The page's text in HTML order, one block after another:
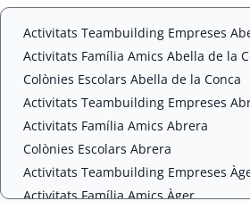
*
H
Activitats Teambuilding Empreses
Activitats Família Amics Abella de la
Colònies Escolars Abella de la Conca
Activitats Teambuilding Empreses
Activitats Família Amics Abrera
Colònies Escolars Abrera
Activitats Teambuilding Empreses
Activitats Família Amics Àger